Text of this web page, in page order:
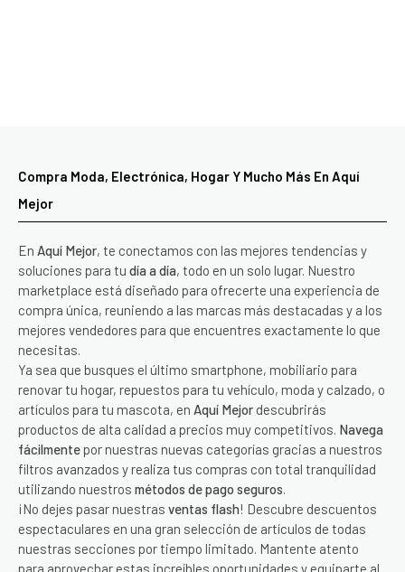
Compra Moda, Electrónica, Hogar Y Mucho Más En Aquí
Mejor
En Aquí Mejor, te conectamos con las mejores tendencias y
soluciones para tu día a día, todo en un solo lugar. Nuestro
marketplace está diseñado para ofrecerte una experiencia de
compra única, reuniendo a las marcas más destacadas y a los
mejores vendedores para que encuentres exactamente lo que
necesitas.
Ya sea que busques el último smartphone, mobiliario para
renovar tu hogar, repuestos para tu vehículo, moda y calzado, o
artículos para tu mascota, en Aquí Mejor descubrirás
productos de alta calidad a precios muy competitivos. Navega
fácilmente por nuestras nuevas categorías gracias a nuestros
filtros avanzados y realiza tus compras con total tranquilidad
utilizando nuestros métodos de pago seguros.
¡No dejes pasar nuestras ventas flash! Descubre descuentos
espectaculares en una gran selección de artículos de todas
nuestras secciones por tiempo limitado. Mantente atento
para aprovechar estas increíbles oportunidades y equiparte al